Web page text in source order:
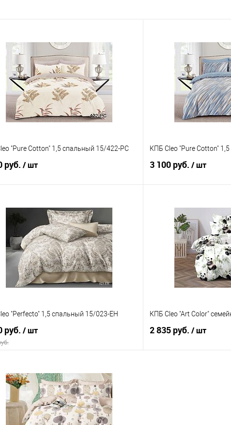
"Pure Cotton" 1,5 спальный 15/422-PC
руб. / шт
в 1 клик
Сравнение
В наличии
КПБ Cleo "Pure Cotton"
3 100 руб. / шт
Купить в 1 клик
В избранное
"Perfecto" 1,5 спальный 15/023-EH
руб. / шт
в 1 клик
Сравнение
В наличии
КПБ Cleo "Art Color"
2 835 руб. / шт